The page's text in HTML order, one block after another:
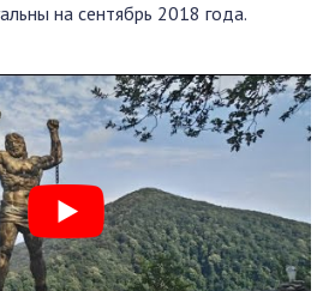
на сентябрь 2018 года.